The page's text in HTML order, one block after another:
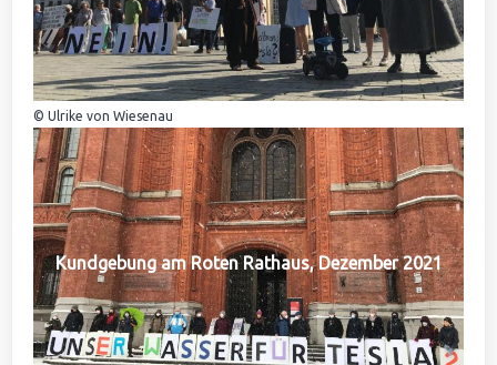
© Ulrike von Wiesenau
Kundgebung am Roten Rathaus, Dezember 2021